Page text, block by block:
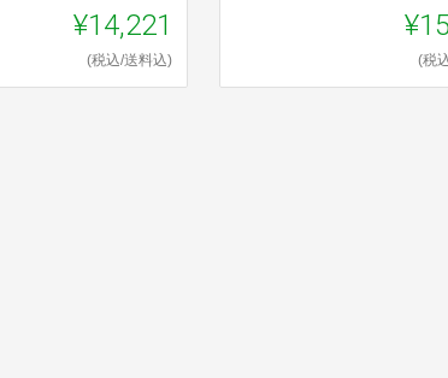
¥14,221
(税込/送料込) (税